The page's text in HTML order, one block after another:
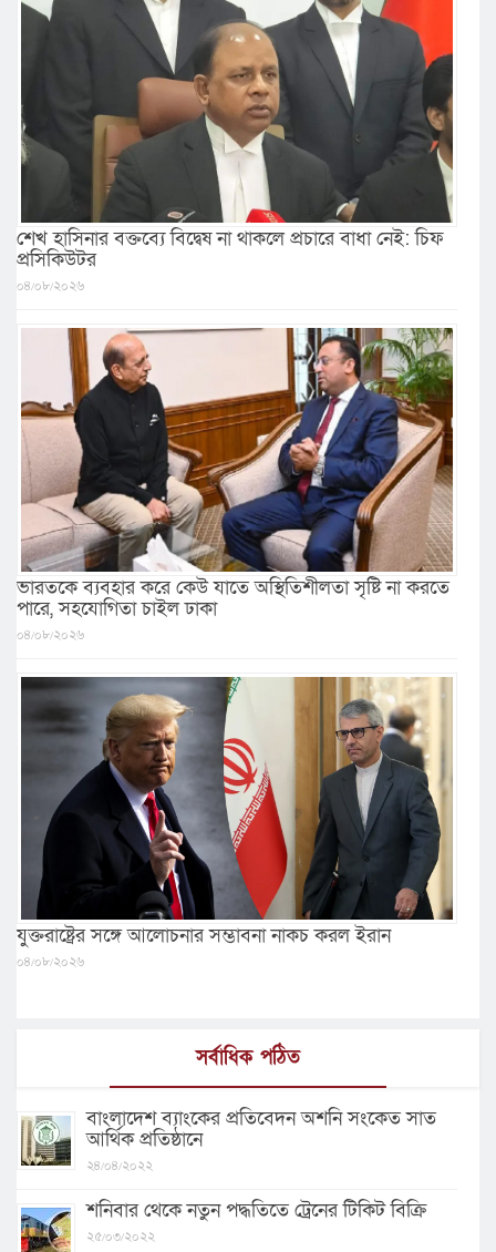
শেখ হাসিনার বক্তব্যে বিদ্বেষ না থাকলে প্রচারে বাধা নেই: চিফ
প্রসিকিউটর
০৪/০৮/২০২৬
ভারতকে ব্যবহার করে কেউ যাতে অস্থিতিশীলতা সৃষ্টি না করতে
পারে, সহযোগিতা চাইল ঢাকা
০৪/০৮/২০২৬
যুক্তরাষ্ট্রের সঙ্গে আলোচনার সম্ভাবনা নাকচ করল ইরান
০৪/০৮/২০২৬
সর্বাধিক পঠিত
বাংলাদেশ ব্যাংকের প্রতিবেদন অশনি সংকেত সাত
আর্থিক প্রতিষ্ঠানে
২৪/০৪/২০২২
শনিবার থেকে নতুন পদ্ধতিতে ট্রেনের টিকিট বিক্রি
২৫/০৩/২০২২